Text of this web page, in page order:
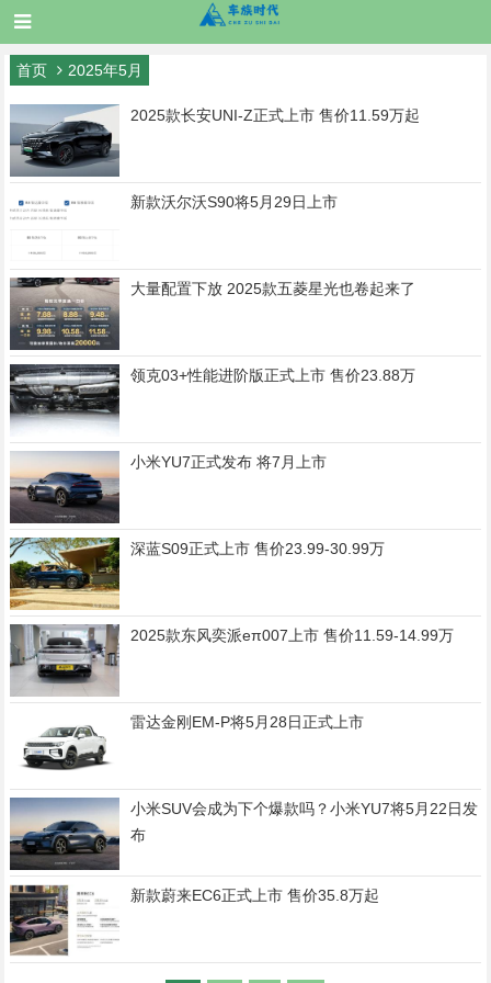
首页 2025年5月
2025款长安UNI-Z正式上市 售价11.59万起
新款沃尔沃S90将5月29日上市
大量配置下放 2025款五菱星光也卷起来了
领克03+性能进阶版正式上市 售价23.88万
小米YU7正式发布 将7月上市
深蓝S09正式上市 售价23.99-30.99万
2025款东风奕派eπ007上市 售价11.59-14.99万
雷达金刚EM-P将5月28日正式上市
小米SUV会成为下个爆款吗？小米YU7将5月22日发
布
新款蔚来EC6正式上市 售价35.8万起